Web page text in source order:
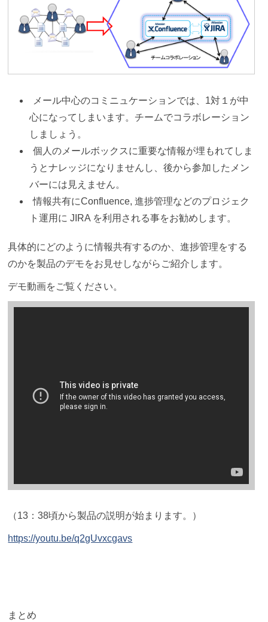
メール中心のコミニュケーションでは、1対１が中
心になってしまいます。チームでコラボレーション
しましょう。
個人のメールボックスに重要な情報が埋もれてしま
うとナレッジになりませんし、後から参加したメン
バーには見えません。
情報共有にConfluence, 進捗管理などのプロジェク
ト運用に JIRA を利用される事をお勧めします。
具体的にどのように情報共有するのか、進捗管理をする
のかを製品のデモをお見せしながらご紹介します。
デモ動画をご覧ください。
（13：38頃から製品の説明が始まります。）
https://youtu.be/q2gUvxcgavs
まとめ